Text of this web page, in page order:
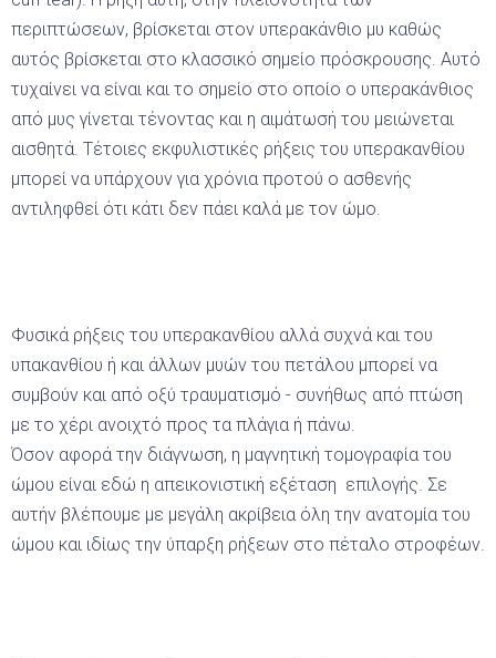
περιπτώσεων, βρίσκεται στον υπερακάνθιο μυ καθώς
αυτός βρίσκεται στο κλασσικό σημείο πρόσκρουσης. Αυτό
τυχαίνει να είναι και το σημείο στο οποίο ο υπερακάνθιος
από μυς γίνεται τένοντας και η αιμάτωσή του μειώνεται
αισθητά. Τέτοιες εκφυλιστικές ρήξεις του υπερακανθίου
μπορεί να υπάρχουν για χρόνια προτού ο ασθενής
αντιληφθεί ότι κάτι δεν πάει καλά με τον ώμο.
Φυσικά ρήξεις του υπερακανθίου αλλά συχνά και του
υπακανθίου ή και άλλων μυών του πετάλου μπορεί να
συμβούν και από οξύ τραυματισμό - συνήθως από πτώση
με το χέρι ανοιχτό προς τα πλάγια ή πάνω.
Όσον αφορά την διάγνωση, η μαγνητική τομογραφία του
ώμου είναι εδώ η απεικονιστική εξέταση επιλογής. Σε
αυτήν βλέπουμε με μεγάλη ακρίβεια όλη την ανατομία του
ώμου και ιδίως την ύπαρξη ρήξεων στο πέταλο στροφέων.